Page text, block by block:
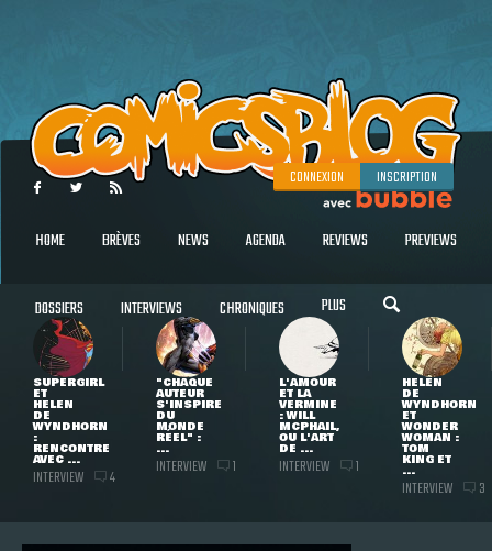
CONNEXION INSCRIPTION
HOME BRÈVES NEWS AGENDA REVIEWS PREVIEWS
DOSSIERS INTERVIEWS CHRONIQUES PLUS
SUPERGIRL
ET
HELEN
DE
WYNDHORN
:
RENCONTRE
AVEC ...
INTERVIEW 4
"CHAQUE
AUTEUR
S'INSPIRE
DU
MONDE
RÉEL" :
...
INTERVIEW 1
L'AMOUR
ET LA
VERMINE
: WILL
MCPHAIL,
OU L'ART
DE ...
INTERVIEW 1
HELEN
DE
WYNDHORN
ET
WONDER
WOMAN :
TOM
KING ET
...
INTERVIEW 3